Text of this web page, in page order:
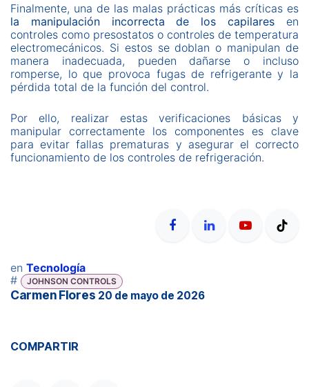
Finalmente, una de las malas prácticas más críticas es
la manipulación incorrecta de los capilares en
controles como presostatos o controles de temperatura
electromecánicos. Si estos se doblan o manipulan de
manera inadecuada, pueden dañarse o incluso
romperse, lo que provoca fugas de refrigerante y la
pérdida total de la función del control.
Por ello, realizar estas verificaciones básicas y
manipular correctamente los componentes es clave
para evitar fallas prematuras y asegurar el correcto
funcionamiento de los controles de refrigeración.
en Tecnología
#
JOHNSON CONTROLS
Carmen Flores 20 de mayo de 2026
COMPARTIR